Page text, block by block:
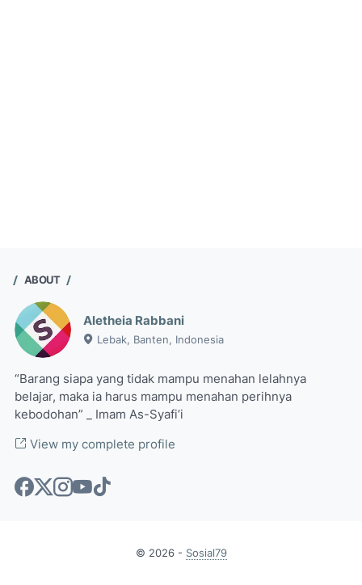
ABOUT
Aletheia Rabbani
Lebak, Banten, Indonesia
“Barang siapa yang tidak mampu menahan lelahnya
belajar, maka ia harus mampu menahan perihnya
kebodohan” _ Imam As-Syafi’i
View my complete profile
© 2026- Sosial79